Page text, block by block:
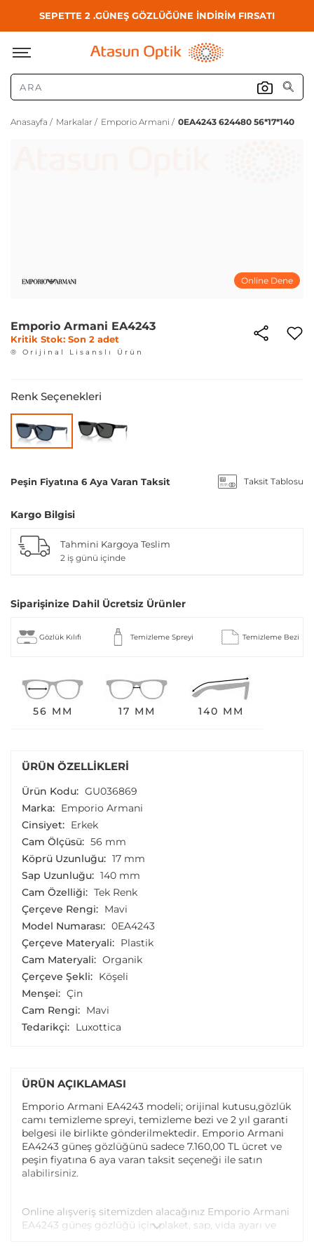
SEPETTE 2 .GÜNEŞ GÖZLÜĞÜNE İNDİRİM FIRSATI
Anasayfa / Markalar / Emporio Armani / 0EA4243 624480 56*17*140
Online Dene
Emporio Armani EA4243
Kritik Stok: Son 2 adet
® Orijinal Lisanslı Ürün
Renk Seçenekleri
Peşin Fiyatına 6 Aya Varan Taksit Taksit Tablosu
Kargo Bilgisi
Tahmini Kargoya Teslim
2 iş günü içinde
Siparişinize Dahil Ücretsiz Ürünler
Gözlük Kılıfı Temizleme Spreyi Temizleme Bezi
56 MM 17 MM 140 MM
ÜRÜN AÇIKLAMASI
Emporio Armani EA4243 modeli; orijinal kutusu,gözlük
camı temizleme spreyi, temizleme bezi ve 2 yıl garanti
belgesi ile birlikte gönderilmektedir. Emporio Armani
EA4243 güneş gözlüğünü sadece 7.160,00 TL ücret ve
peşin fiyatına 6 aya varan taksit seçeneği ile satın
alabilirsiniz.
Online alışveriş sitemizden alacağınız Emporio Armani
EA4243 güneş gözlüğü için plaket, sap, vida ayarı ve
ÜRÜN ÖZELLIKLERI
Ürün Kodu: GU036869
Marka: Emporio Armani
Cinsiyet: Erkek
Cam Ölçüsü: 56 mm
Köprü Uzunluğu: 17 mm
Sap Uzunluğu: 140 mm
Cam Özelliği: Tek Renk
Çerçeve Rengi: Mavi
Model Numarası: 0EA4243
Çerçeve Materyali: Plastik
Cam Materyali: Organik
Çerçeve Şekli: Köşeli
Menşei: Çin
Cam Rengi: Mavi
Tedarikçi: Luxottica